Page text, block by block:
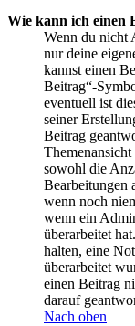
Wie kann ich einen
Wenn du nicht
nur deine
kannst einen
Beitrag“-
eventuell ist
seiner
Beitrag
sowohl die
Bearbeitungen
wenn noch
wenn ein
überarbeitet
halten, eine
überarbeitet
einen Beitrag
darauf
Nach oben